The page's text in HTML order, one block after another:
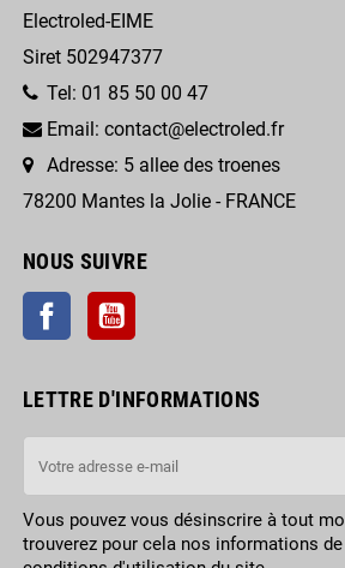
Electroled-EIME
Siret 502947377
Tel: 01 85 50 00 47
Email: contact@electroled.fr
Adresse: 5 allee des troenes
78200 Mantes la Jolie - FRANCE
NOUS SUIVRE
FacebookYouTube
LETTRE D'INFORMATIONS
Vous pouvez vous désinscrire à tout
trouverez pour cela nos informations